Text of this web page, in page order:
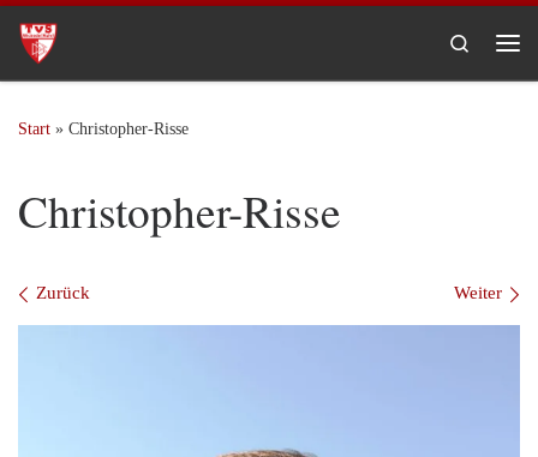
Zum Inhalt springen
Search
Start » Christopher-Risse
Christopher-Risse
Bilder Navigation
Zurück Weiter